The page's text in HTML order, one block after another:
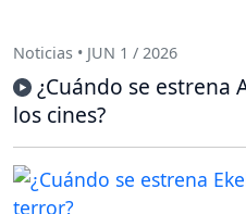
Noticias • JUN 1 / 2026
¿Cuándo se estrena
los cines?